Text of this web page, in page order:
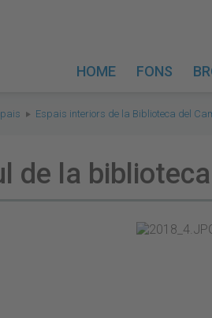
HOME FONS
Espais interiors de la Biblioteca del
de la biblioteca